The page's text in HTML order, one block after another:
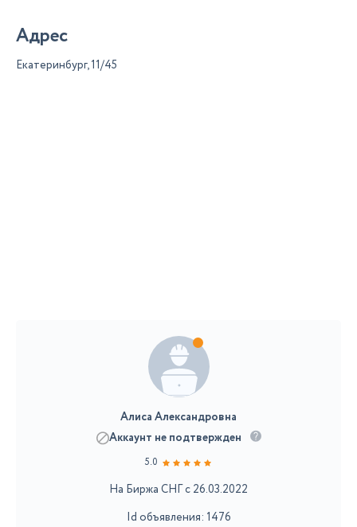
Адрес
Екатеринбург, 11/45
Алиса Александровна
Аккаунт не подтвержден
5.0
На Биржа СНГ с 26.03.2022
Id объявления: 1476